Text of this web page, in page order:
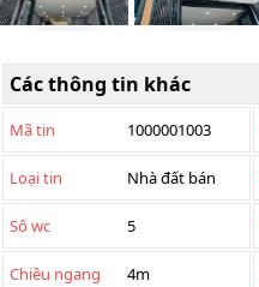
Các thông tin khác
Mã tin 1000001003
Loại tin Nhà đất bán
Số wc 5
Chiều ngang 4m